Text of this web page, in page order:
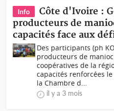
Info
Côte d'Ivoire :
producteurs de
capacités face aux
Des participants (ph
producteurs de
coopératives de la
capacités renforcées
la Chambre d...
il y a 3 mois